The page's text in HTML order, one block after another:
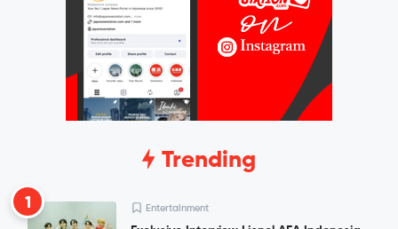
Trending
1 Entertainment